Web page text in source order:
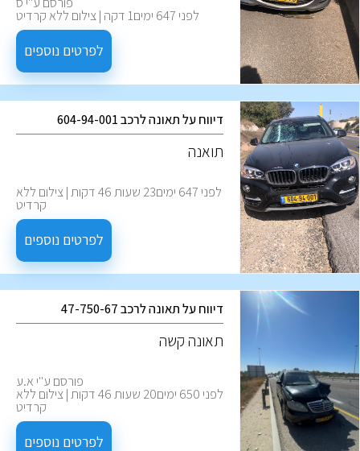
לפני 647 ימים1 דקה | צילום ללא קרדיט
לפרטים נוספים
דיווח על תאונה לרכב 604-94-001
תואנה
לפני 647 ימים23 שעות 46 דקות | צילום ללא
קרדיט
לפרטים נוספים
דיווח על תאונה לרכב 47-750-67
‏תאונה קשה
פורסם ע''י א.ע
לפני 650 ימים20 שעות 46 דקות | צילום ללא
קרדיט
לפרטים נוספים